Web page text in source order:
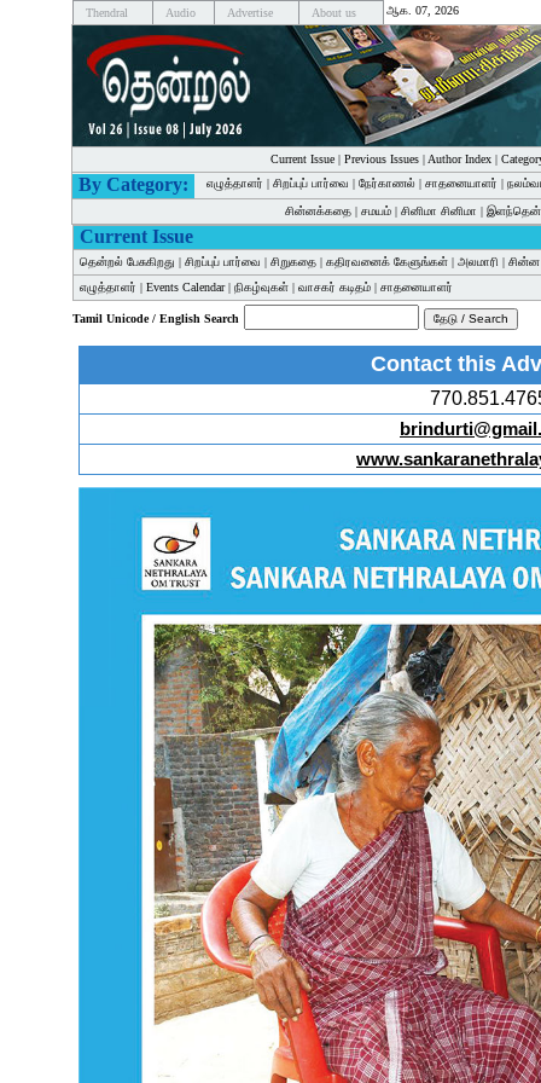
Thendral Audio Advertise About us ஆக. 07, 2026
Current Issue| Previous Issues| Author Index|
By Category: எழுத்தாளர் | சிறப்புப் பார்வை | நேர்காணல் | சாதனையாளர் |
சின்னக்கதை | சமயம் | சினிமா சினிமா |
Current Issue
தென்றல் பேசுகிறது | சிறப்புப் பார்வை | சிறுகதை | கதிரவனைக் கேளுங்கள் | அலமாரி |
எழுத்தாளர் | Events Calendar| நிகழ்வுகள் | வாசகர் கடிதம் | சாதனையாளர்
Tamil Unicode / English Search
Contact this